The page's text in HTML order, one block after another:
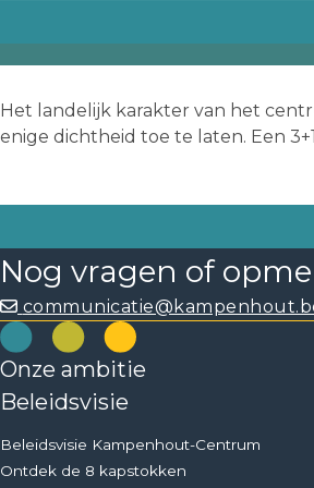
Het landelijk karakter van het
enige dichtheid toe te laten. Een
Nog vragen of
Onze ambitie
Beleidsvisie
Beleidsvisie Kampenhout-Centrum
Ontdek de 8 kapstokken